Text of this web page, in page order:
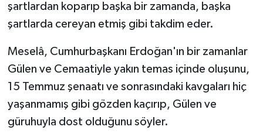
şartlardan koparıp başka bir zamanda, başka
şartlarda cereyan etmiş gibi takdim eder.
Meselâ, Cumhurbaşkanı Erdoğan'ın bir zamanlar
Gülen ve Cemaatiyle yakın temas içinde oluşunu,
15 Temmuz şenaatı ve sonrasındaki kavgaları hiç
yaşanmamış gibi gözden kaçırıp, Gülen ve
güruhuyla dost olduğunu söyler.